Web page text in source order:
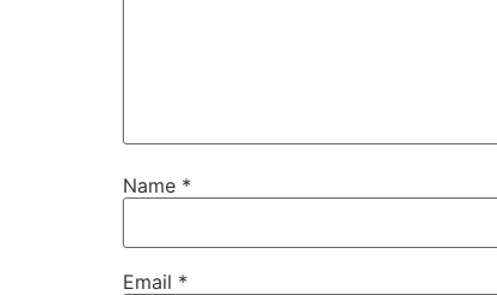
Name *
Email *